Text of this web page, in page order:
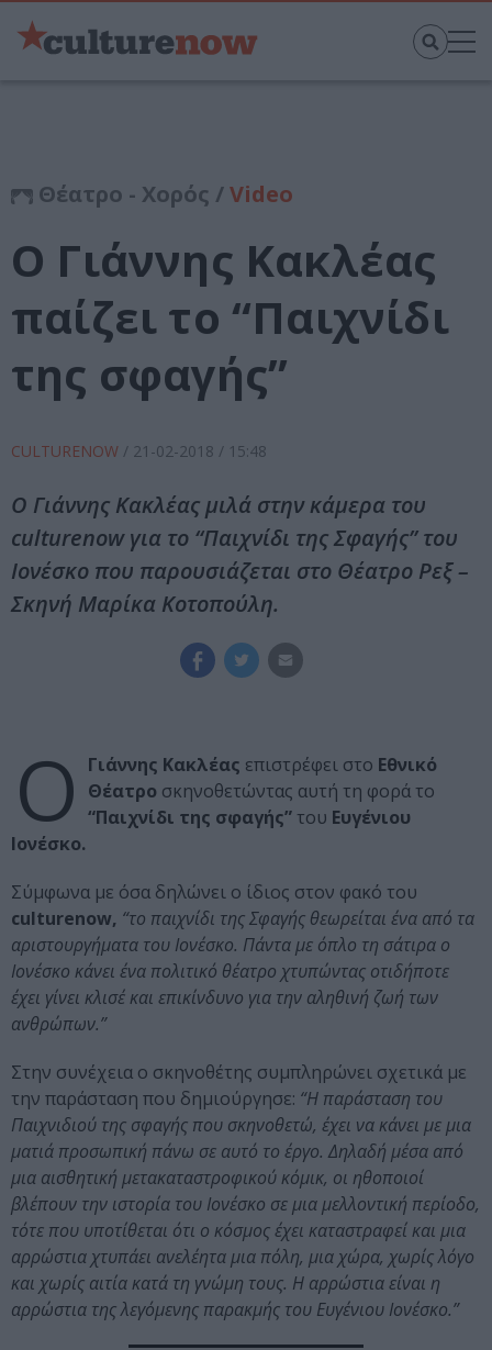
Θέατρο - Χορός /Video
Ο Γιάννης Κακλέας
παίζει το “Παιχνίδι
της σφαγής”
CULTURENOW / 21-02-2018 / 15:48
Ο Γιάννης Κακλέας μιλά στην κάμερα του
culturenow για το “Παιχνίδι της Σφαγής” του
Ιονέσκο που παρουσιάζεται στο Θέατρο Ρεξ –
Σκηνή Μαρίκα Κοτοπούλη.
Ο Γιάννης Κακλέας επιστρέφει στο Εθνικό
Θέατρο σκηνοθετώντας αυτή τη φορά το
“Παιχνίδι της σφαγής” του Ευγένιου
Ιονέσκο.
Σύμφωνα με όσα δηλώνει ο ίδιος στον φακό του
culturenow, “το παιχνίδι της Σφαγής θεωρείται ένα από τα
αριστουργήματα του Ιονέσκο. Πάντα με όπλο τη σάτιρα ο
Ιονέσκο κάνει ένα πολιτικό θέατρο χτυπώντας οτιδήποτε
έχει γίνει κλισέ και επικίνδυνο για την αληθινή ζωή των
ανθρώπων.”
Στην συνέχεια ο σκηνοθέτης συμπληρώνει σχετικά με
την παράσταση που δημιούργησε: “Η παράσταση του
Παιχνιδιού της σφαγής που σκηνοθετώ, έχει να κάνει με μια
ματιά προσωπική πάνω σε αυτό το έργο. Δηλαδή μέσα από
μια αισθητική μετακαταστροφικού κόμικ, οι ηθοποιοί
βλέπουν την ιστορία του Ιονέσκο σε μια μελλοντική περίοδο,
τότε που υποτίθεται ότι ο κόσμος έχει καταστραφεί και μια
αρρώστια χτυπάει ανελέητα μια πόλη, μια χώρα, χωρίς λόγο
και χωρίς αιτία κατά τη γνώμη τους. Η αρρώστια είναι η
αρρώστια της λεγόμενης παρακμής του Ευγένιου Ιονέσκο.”